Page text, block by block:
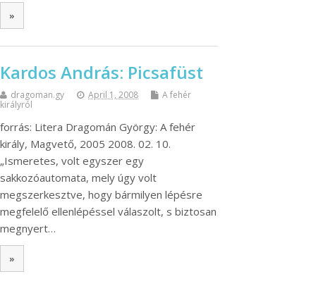
»
Kardos András: Picsafüst
dragoman.gy April 1, 2008
A fehér
királyról
forrás: Litera Dragomán György: A fehér
király, Magvető, 2005 2008. 02. 10.
„Ismeretes, volt egyszer egy
sakkozóautomata, mely úgy volt
megszerkesztve, hogy bármilyen lépésre
megfelelő ellenlépéssel válaszolt, s biztosan
megnyert…
»